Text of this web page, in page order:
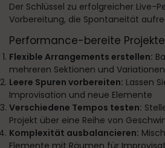
Der Schlüssel zu erfolgreicher Live-
Vorbereitung, die Spontaneität
Performance-bereite
Flexible Arrangements erstellen:
mehreren Sektionen und Variationen
Leere Spuren vorbereiten: Lassen
Improvisation und neue Elemente
Verschiedene Tempos testen:
Projekt über eine Reihe von
Komplexität ausbalancieren:
Elemente mit Räumen für